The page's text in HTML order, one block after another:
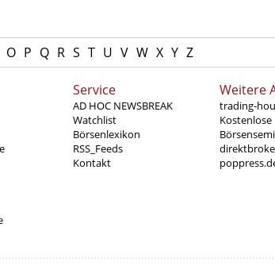
O P Q R S T U V W X Y Z
Service
AD HOC NEWSBREAK
Watchlist
Börsenlexikon
RSS_Feeds
Kontakt
Weitere
trading-
Kostenlose